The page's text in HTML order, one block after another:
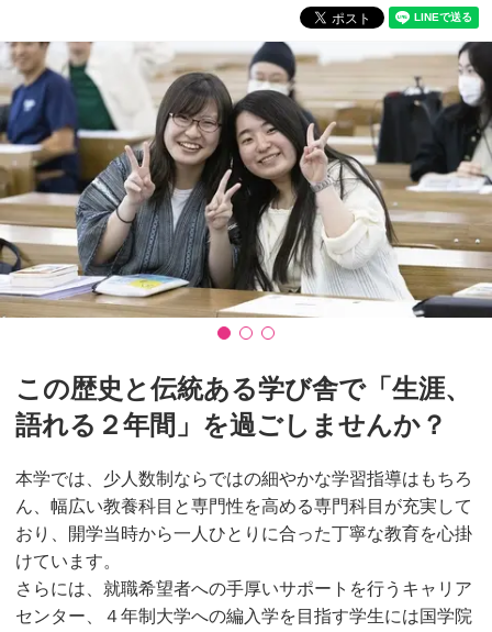
この歴史と伝統ある学び舎で「生涯、
語れる２年間」を過ごしませんか？
本学では、少人数制ならではの細やかな学習指導はもちろ
ん、幅広い教養科目と専門性を高める専門科目が充実して
おり、開学当時から一人ひとりに合った丁寧な教育を心掛
けています。
さらには、就職希望者への手厚いサポートを行うキャリア
センター、４年制大学への編入学を目指す学生には国学院